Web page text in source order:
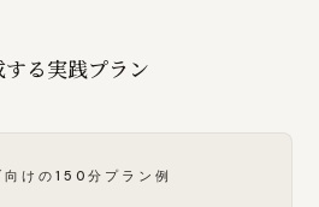
する実践プラン
けの150分プラン例